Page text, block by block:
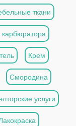
ткани
карбюратора
Крем
Смородина
услуги